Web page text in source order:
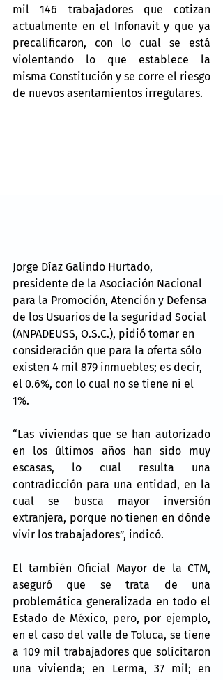
mil 146 trabajadores que cotizan
actualmente en el Infonavit y que ya
precalificaron, con lo cual se está
violentando lo que establece la
misma Constitución y se corre el riesgo
de nuevos asentamientos irregulares.
Jorge Díaz Galindo Hurtado,
presidente de la Asociación Nacional
para la Promoción, Atención y Defensa
de los Usuarios de la seguridad Social
(ANPADEUSS, O.S.C.), pidió tomar en
consideración que para la oferta sólo
existen 4 mil 879 inmuebles; es decir,
el 0.6%, con lo cual no se tiene ni el
1%.
“Las viviendas que se han autorizado
en los últimos años han sido muy
escasas, lo cual resulta una
contradicción para una entidad, en la
cual se busca mayor inversión
extranjera, porque no tienen en dónde
vivir los trabajadores”, indicó.
El también Oficial Mayor de la CTM,
aseguró que se trata de una
problemática generalizada en todo el
Estado de México, pero, por ejemplo,
en el caso del valle de Toluca, se tiene
a 109 mil trabajadores que solicitaron
una vivienda; en Lerma, 37 mil; en